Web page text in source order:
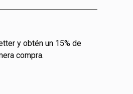
y obtén un 15% de
compra.